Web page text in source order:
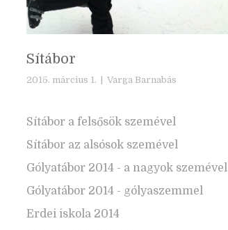
Sítábor
2015. március 1. | Varga Barnabás
Sítábor a felsősök szemével
Sítábor az alsósok szemével
Gólyatábor 2014 - a nagyok szemével
Gólyatábor 2014 - gólyaszemmel
Erdei iskola 2014